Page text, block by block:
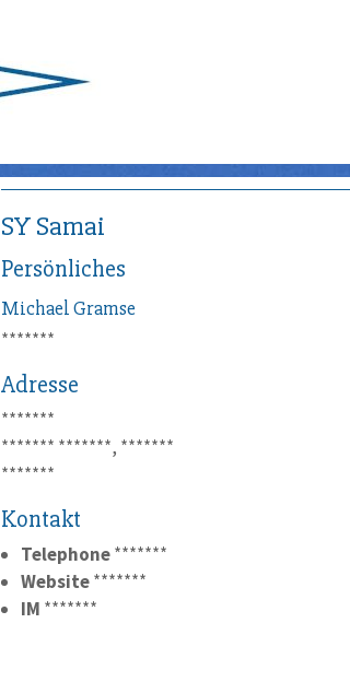
SY Samai
Persönliches
MichaelGramse
*******
Adresse
*******
******* *******, *******
*******
Kontakt
Telephone *******
Website *******
IM *******